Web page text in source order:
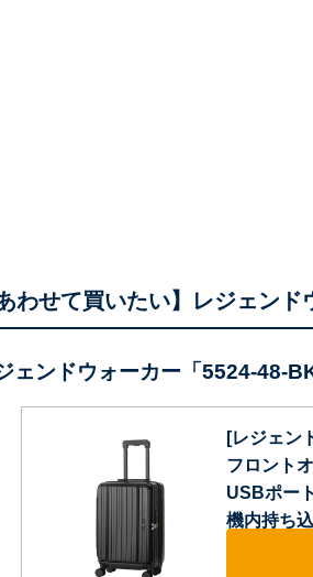
あわせて買いたい】レジェン
ェンドウォーカー「5524-48-BK
[レジェン
フロント
USBポー
機内持ち